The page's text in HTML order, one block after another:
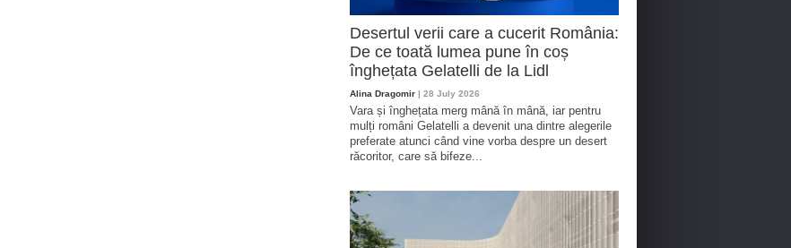
Desertul verii care a cucerit România:
De ce toată lumea pune în coș
înghețata Gelatelli de la Lidl
Alina Dragomir | 28 July 2026
Vara și înghețata merg mână în mână, iar pentru
mulți români Gelatelli a devenit una dintre alegerile
preferate atunci când vine vorba despre un desert
răcoritor, care să bifeze...